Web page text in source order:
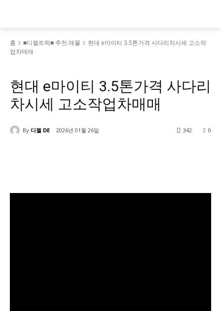
홈 ■디젤트럭■ 추천.매물
현대 e마이티 3.5톤가격 사다리차시세 고소작
업차매매
현대 e마이티 3.5톤가격 사다리
차시세 고소작업차매매
By 디젤 DE 2026년 01월 26일 0
342